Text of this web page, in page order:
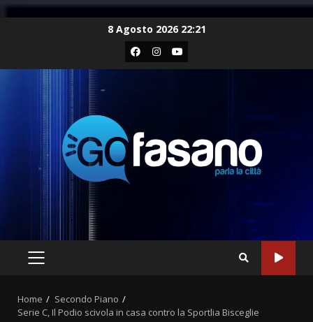
8 Agosto 2026 22:21
Facebook
Instagram
Youtube
PRIMARY
Home
Secondo Piano
Serie C, Il Podio scivola in casa contro la Sportlia Bisceglie